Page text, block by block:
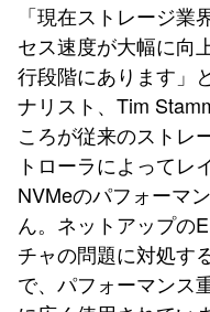
「現在ストレージ業
セス速度が大幅に向
行段階にあります」
ナリスト、Tim
ころが従来のストレ
トローラによってレ
NVMeのパフォーマ
ん。ネットアップの
チャの問題に対処す
で、パフォーマンス